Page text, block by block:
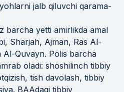
jalb qiluvchi qarama-
barcha yetti amirlikda amal
Sharjah, Ajman, Ras Al-
Al-Quvayn. Polis barcha
oladi: shoshilinch tibbiy
tish davolash, tibbiy
BAAdagi tibbiy